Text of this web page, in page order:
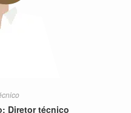
Diretor técnico